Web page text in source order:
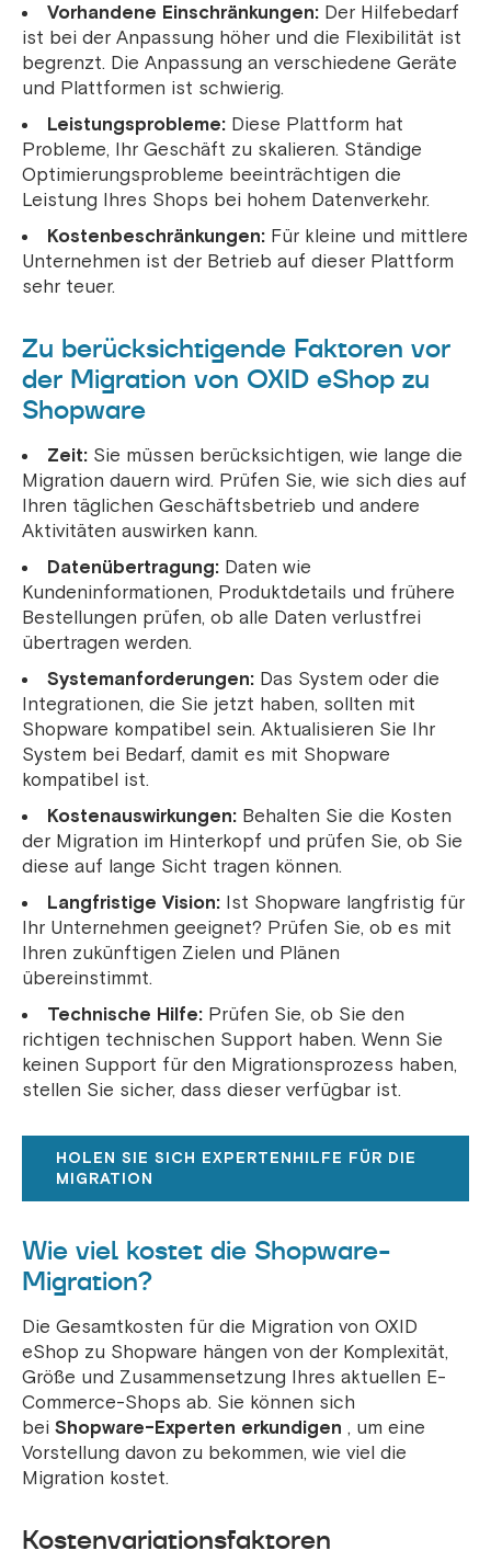
Vorhandene Einschränkungen: Der Hilfebedarf
ist bei der Anpassung höher und die Flexibilität ist
begrenzt. Die Anpassung an verschiedene Geräte
und Plattformen ist schwierig.
Leistungsprobleme: Diese Plattform hat
Probleme, Ihr Geschäft zu skalieren. Ständige
Optimierungsprobleme beeinträchtigen die
Leistung Ihres Shops bei hohem Datenverkehr.
Kostenbeschränkungen: Für kleine und mittlere
Unternehmen ist der Betrieb auf dieser Plattform
sehr teuer.
Zu berücksichtigende Faktoren vor
der Migration von OXID eShop zu
Shopware
Zeit: Sie müssen berücksichtigen, wie lange die
Migration dauern wird. Prüfen Sie, wie sich dies auf
Ihren täglichen Geschäftsbetrieb und andere
Aktivitäten auswirken kann.
Datenübertragung: Daten wie
Kundeninformationen, Produktdetails und frühere
Bestellungen prüfen, ob alle Daten verlustfrei
übertragen werden.
Systemanforderungen: Das System oder die
Integrationen, die Sie jetzt haben, sollten mit
Shopware kompatibel sein. Aktualisieren Sie Ihr
System bei Bedarf, damit es mit Shopware
kompatibel ist.
Kostenauswirkungen: Behalten Sie die Kosten
der Migration im Hinterkopf und prüfen Sie, ob Sie
diese auf lange Sicht tragen können.
Langfristige Vision: Ist Shopware langfristig für
Ihr Unternehmen geeignet? Prüfen Sie, ob es mit
Ihren zukünftigen Zielen und Plänen
übereinstimmt.
Technische Hilfe: Prüfen Sie, ob Sie den
richtigen technischen Support haben. Wenn Sie
keinen Support für den Migrationsprozess haben,
stellen Sie sicher, dass dieser verfügbar ist.
HOLEN SIE SICH EXPERTENHILFE FÜR DIE
MIGRATION
Wie viel kostet die Shopware-
Migration?
Die Gesamtkosten für die Migration von OXID
eShop zu Shopware hängen von der Komplexität,
Größe und Zusammensetzung Ihres aktuellen E-
Commerce-Shops ab. Sie können sich
bei Shopware-Experten erkundigen , um eine
Vorstellung davon zu bekommen, wie viel die
Migration kostet.
Kostenvariationsfaktoren